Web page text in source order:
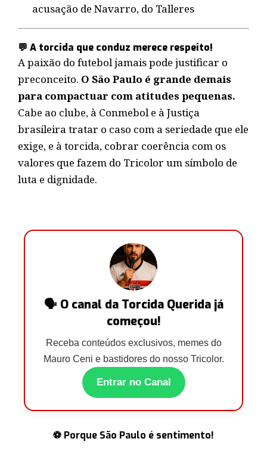
acusação de Navarro, do Talleres
💬 A torcida que conduz merece respeito!
A paixão do futebol jamais pode justificar o
preconceito. O São Paulo é grande demais
para compactuar com atitudes pequenas.
Cabe ao clube, à Conmebol e à Justiça
brasileira tratar o caso com a seriedade que ele
exige, e à torcida, cobrar coerência com os
valores que fazem do Tricolor um símbolo de
luta e dignidade.
🗣️ O canal da Torcida Querida já
começou!
Receba conteúdos exclusivos, memes do
Mauro Ceni e bastidores do nosso Tricolor.
Entrar no Canal
⚽ Porque São Paulo é sentimento!